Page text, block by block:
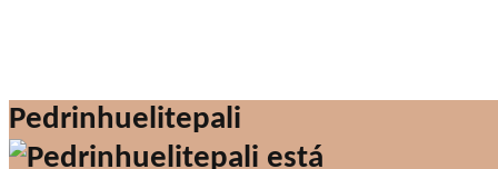
Pedrinhuelitepali